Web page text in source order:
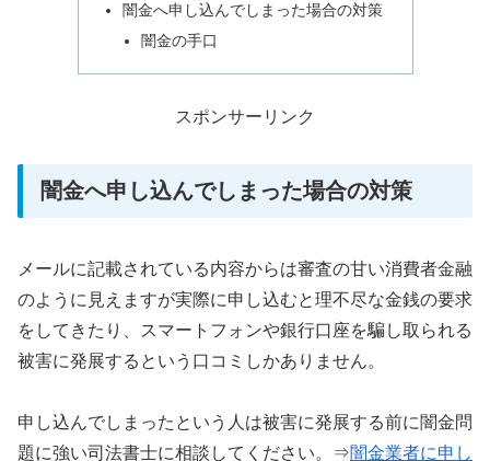
闇金へ申し込んでしまった場合の対策
闇金の手口
スポンサーリンク
闇金へ申し込んでしまった場合の対策
メールに記載されている内容からは審査の甘い消費者金融
のように見えますが実際に申し込むと理不尽な金銭の要求
をしてきたり、スマートフォンや銀行口座を騙し取られる
被害に発展するという口コミしかありません。
申し込んでしまったという人は被害に発展する前に闇金問
題に強い司法書士に相談してください。⇒闇金業者に申し